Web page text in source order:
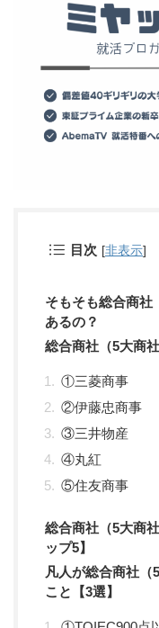
目次 [非表示]
そもそも総合商社
あるの？
総合商社（5大商
①三菱商事
②伊藤忠商事
③三井物産
④丸紅
⑤住友商事
総合商社（5大商
ップ5】
凡人が総合商社（
こと【3選】